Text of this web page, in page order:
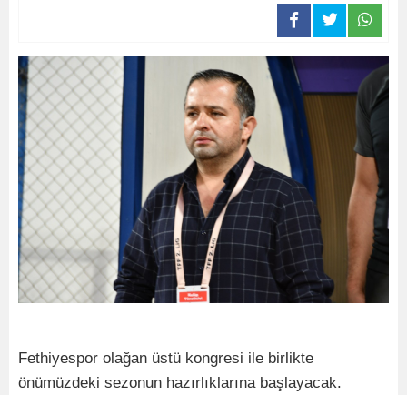
Fethiyespor olağan üstü kongresi ile birlikte
önümüzdeki sezonun hazırlıklarına başlayacak.